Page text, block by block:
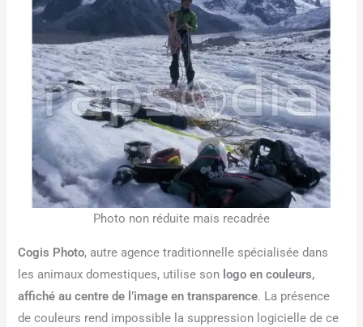
Photo non réduite mais recadrée
Cogis Photo, autre agence traditionnelle spécialisée dans
les animaux domestiques, utilise son logo en couleurs,
affiché au centre de l’image en transparence. La présence
de couleurs rend impossible la suppression logicielle de ce